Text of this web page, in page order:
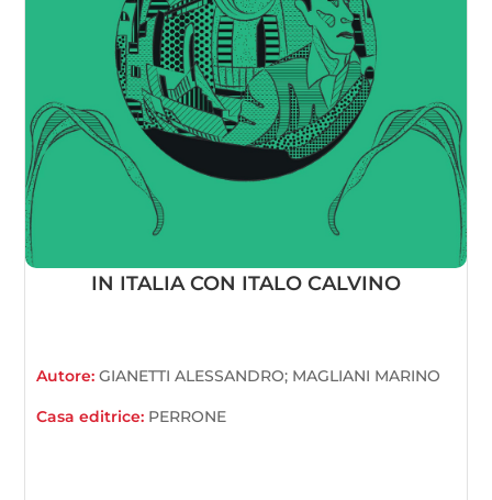
IN ITALIA CON ITALO CALVINO
Autore:GIANETTI ALESSANDRO; MAGLIANI MARINO
Casa editrice: PERRONE